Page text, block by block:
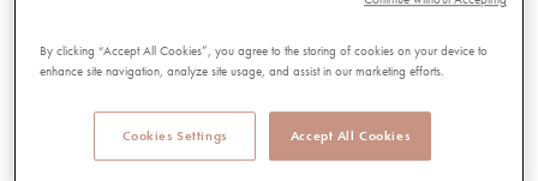
Engagement qualité et sécurité
Service client
05 49 68 90 00
By clicking “Accept All Cookies”, you agree to the storing of cookies on your device to
enhance site navigation, analyze site usage, and assist in our marketing efforts.
Accept All Cookies
Cookies Settings